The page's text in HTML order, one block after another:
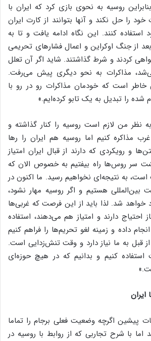
روسیه به نحوی بازی کرد که ایران با
را حل نکند و آنها بتوانند از کارت ایران
کنند. این نگاه ادامه یافت و تا به
از جنگ اوکراین و اعمال فشارهای تحریمی
کردند و شرط گذاشتند. شاید اگر آن تعلل
مذاکرات به نحو دیگری پیش می‌رفت.
خاطر است که خودمان مذاکرات رو در رو با
شده را تبدیل به یک تابو کرده‌ایم.»
نظر من لازم است روسیه را کنار گذاشته و
مذاکره کنیم اما روسیه هم ایران را رها
و رویکردی که دارند از قبال ایران امتیاز
سر روس‌ها راه بیفتیم به خصوص الان که
به نتیجه‌ای نخواهیم رسید. ما اکنون در
بین‌المللی هستیم و اگر روسیه مهار نشود،
خواهد شد. لذا باید از این فرصت که غربی‌ها
احتیاج دارند و امتیاز هم می‌دهند، استفاده
داده و زمینه لغو تحریم‌ها را فراهم کنیم
قبل به ما نیاز دارد و وقت تنش‌زدایی است.
استفاده کنیم و بدانیم که در هیچ حوزه‌ای
ایران
پیشین اگرچه وضعیت فعلی برجام را تماما
با شرح تجاربی که از روابط با روسیه در